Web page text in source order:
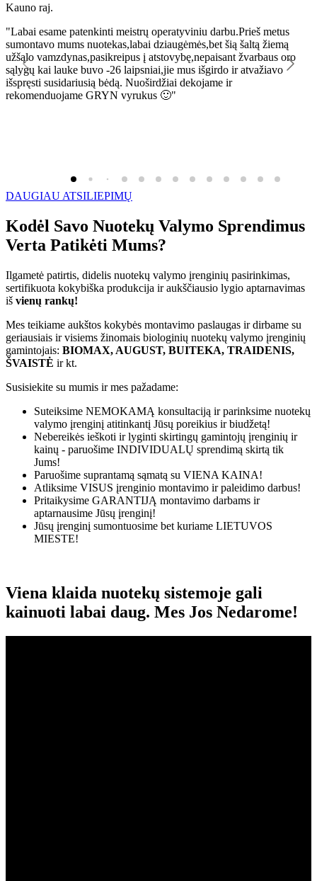
Kauno raj.
"Labai esame patenkinti meistrų operatyviniu darbu.Prieš metus
sumontavo mums nuotekas,labai dziaugėmės,bet šią šaltą žiemą
užšąlo vamzdynas,pasikreipus į atstovybę,nepaisant žvarbaus oro
sąlygų kai lauke buvo -26 laipsniai,jie mus išgirdo ir atvažiavo
išspręsti susidariusią bėdą. Nuoširdžiai dekojame ir
rekomenduojame GRYN vyrukus 🙂"
DAUGIAU ATSILIEPIMŲ
Kodėl Savo Nuotekų Valymo Sprendimus
Verta Patikėti Mums?
Ilgametė patirtis, didelis nuotekų valymo įrenginių pasirinkimas,
sertifikuota kokybiška produkcija ir aukščiausio lygio aptarnavimas
iš vienų rankų!
Mes teikiame aukštos kokybės montavimo paslaugas ir dirbame su
geriausiais ir visiems žinomais biologinių nuotekų valymo įrenginių
gamintojais: BIOMAX, AUGUST, BUITEKA, TRAIDENIS,
ŠVAISTĖ ir kt.
Susisiekite su mumis ir mes pažadame:
Suteiksime NEMOKAMĄ konsultaciją ir parinksime nuotekų
valymo įrenginį atitinkantį Jūsų poreikius ir biudžetą!
Nebereikės ieškoti ir lyginti skirtingų gamintojų įrenginių ir
kainų - paruošime INDIVIDUALŲ sprendimą skirtą tik
Jums!
Paruošime suprantamą sąmatą su VIENA KAINA!
Atliksime VISUS įrenginio montavimo ir paleidimo darbus!
Pritaikysime GARANTIJĄ montavimo darbams ir
aptarnausime Jūsų įrenginį!
Jūsų įrenginį sumontuosime bet kuriame LIETUVOS
MIESTE!
Viena klaida nuotekų sistemoje gali
kainuoti labai daug. Mes Jos Nedarome!